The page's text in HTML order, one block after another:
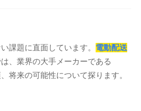
課題に直面しています。 電動配送
、業界の大手メーカーである
将来の可能性について探ります。